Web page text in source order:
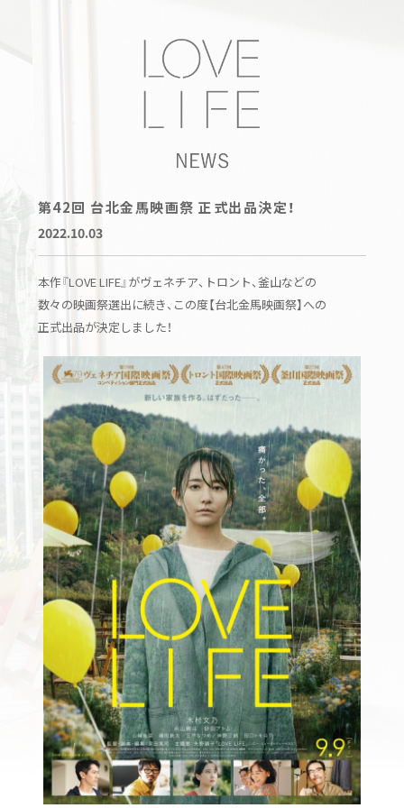
第42回 台北金馬映画祭 正式出品決定！
2022.10.03
本作『LOVE LIFE』がヴェネチア、トロント、釜山などの
数々の映画祭選出に続き、この度【台北金馬映画祭】への
正式出品が決定しました！